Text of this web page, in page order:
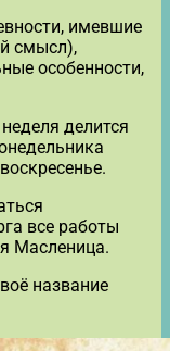
имевшие
смысл),
особенности,
делится
все работы
Масленица.
название